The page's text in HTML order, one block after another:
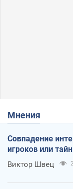
Мнения
Совпадение
игроков или
Виктор Швец